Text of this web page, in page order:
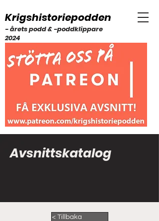
Krigshistoriepodden
- årets podd & -poddklippare
2024
Avsnittskatalog
< Tillbaka